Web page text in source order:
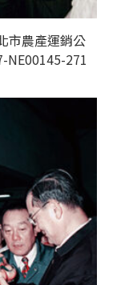
市農產運銷公
NE00145-271